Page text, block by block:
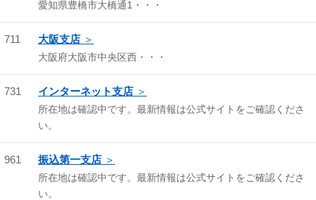
愛知県豊橋市大橋通1・・・
711 大阪支店
大阪府大阪市中央区西・・・
731 インターネット支店
所在地は確認中です。最新情報は公式サイトをご確認くださ
い。
961 振込第一支店
所在地は確認中です。最新情報は公式サイトをご確認くださ
い。